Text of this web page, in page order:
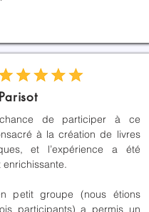
de participer à ce
à la création de livres
et l’expérience a été
petit groupe (nous étions
participants) a permis un